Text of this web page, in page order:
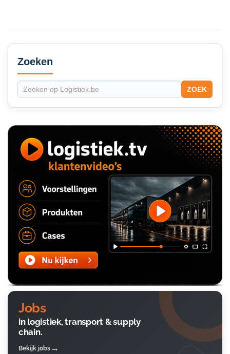
Secondary
Sidebar
Zoeken
ZOEK
Jobs
in logistiek, transport & supply
chain.
Bekijk jobs